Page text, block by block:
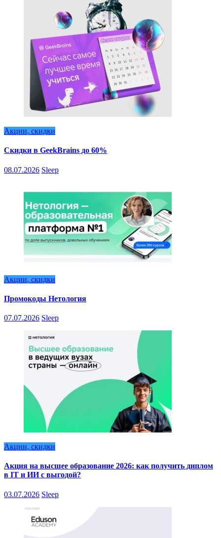
Акции, скидки
Скидки в GeekBrains до 60%
08.07.2026 Sleep
Акции, скидки
Промокоды Нетология
07.07.2026 Sleep
Акции, скидки
Акция на высшее образование 2026: как получить диплом
в IT и ИИ с выгодой?
03.07.2026 Sleep